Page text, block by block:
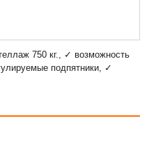
750 кг., ✓ возможность
подпятники, ✓